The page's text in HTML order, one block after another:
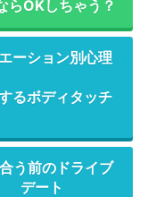
らOKしちゃう？
ーション別心理
るボディタッチ
う前のドライブ
デート